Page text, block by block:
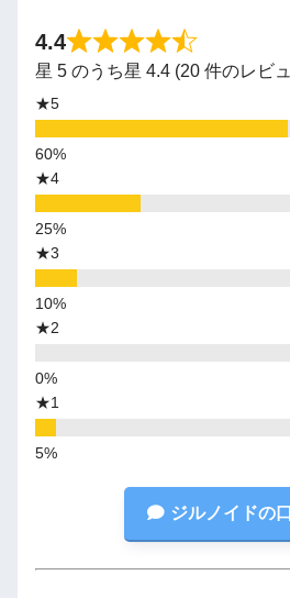
4.4
星 5 のうち星 4.4 (20 件のレビ
★5
★4
★3
★2
★1
ジルノイドの